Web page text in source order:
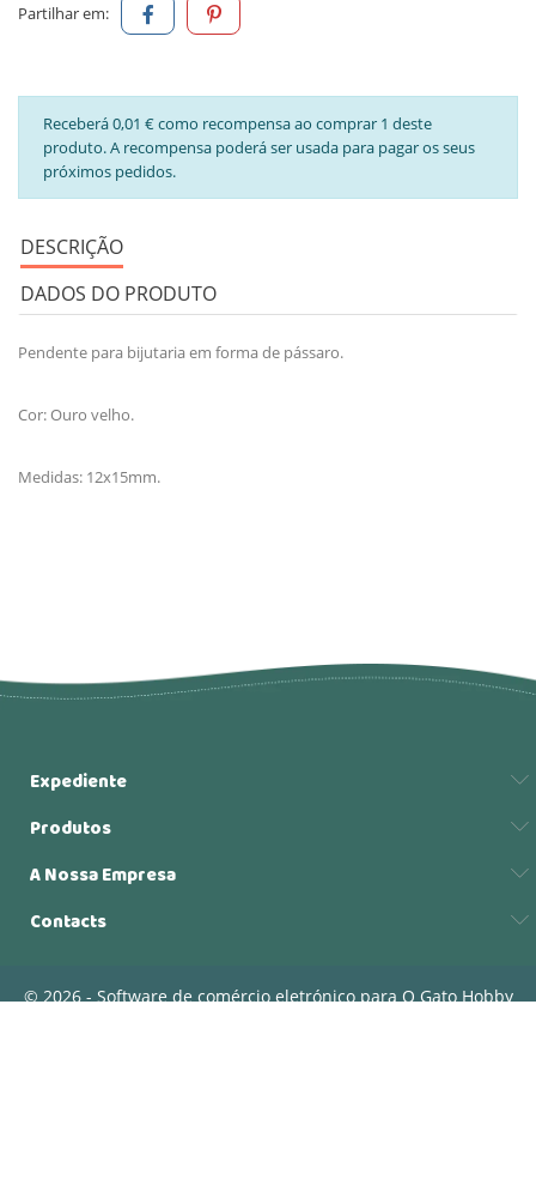
Partilhar em:
Receberá 0,01 € como recompensa ao comprar 1 deste
produto. A recompensa poderá ser usada para pagar os seus
próximos pedidos.
DESCRIÇÃO
DADOS DO PRODUTO
Pendente para bijutaria em forma de pássaro.
Cor: Ouro velho.
Medidas: 12x15mm.
Expediente
Produtos
A Nossa Empresa
Contacts
© 2026 - Software de comércio eletrónico para O Gato Hobby